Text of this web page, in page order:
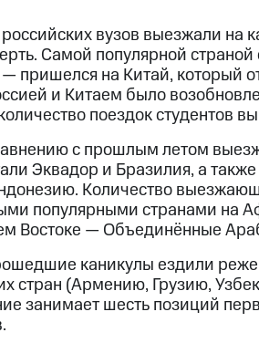
вузов выезжали на
Самой популярной
пришелся на Китай, который
и Китаем было
поездок студентов
с прошлым летом
Эквадор и Бразилия, а
Количество
популярными странами на
Востоке — Объединённые
каникулы ездили
стран (Армению, Грузию,
занимает шесть позиций